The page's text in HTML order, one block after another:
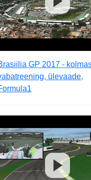
GP 2017 -
ülevaade,